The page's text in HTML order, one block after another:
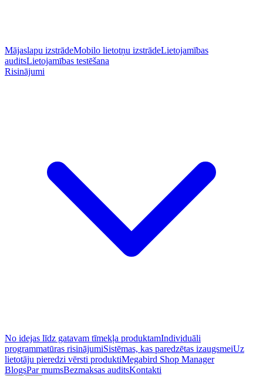
Mājaslapu izstrādeMobilo lietotņu izstrādeLietojamības
auditsLietojamības testēšana
Risinājumi
No idejas līdz gatavam tīmekļa produktamIndividuāli
programmatūras risinājumiSistēmas, kas paredzētas izaugsmeiUz
lietotāju pieredzi vērsti produktiMegabird Shop Manager
BlogsPar mumsBezmaksas auditsKontakti